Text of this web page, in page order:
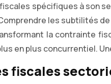
spécifiques à son
les subtilités
la contrainte
en plus concurrentiel.
fiscales